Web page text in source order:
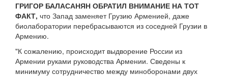
ГРИГОР БАЛАСАНЯН ОБРАТИЛ ВНИМАНИЕ НА ТОТ
ФАКТ, что Запад заменяет Грузию Арменией, даже
биолаборатории перебрасываются из соседней Грузии в
Армению.
"К сожалению, происходит выдворение России из
Армении руками руководства Армении. Сведены к
минимуму сотрудничество между миноборонами двух